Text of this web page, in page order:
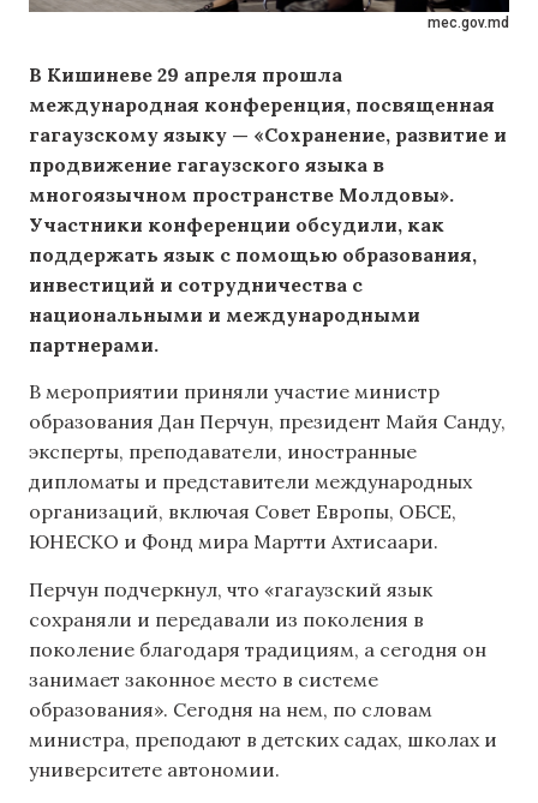
mec.gov.md
В Кишиневе 29 апреля прошла
международная конференция, посвященная
гагаузскому языку — «Сохранение, развитие и
продвижение гагаузского языка в
многоязычном пространстве Молдовы».
Участники конференции обсудили, как
поддержать язык с помощью образования,
инвестиций и сотрудничества с
национальными и международными
партнерами.
В мероприятии приняли участие министр
образования Дан Перчун, президент Майя Санду,
эксперты, преподаватели, иностранные
дипломаты и представители международных
организаций, включая Совет Европы, ОБСЕ,
ЮНЕСКО и Фонд мира Мартти Ахтисаари.
Перчун подчеркнул, что «гагаузский язык
сохраняли и передавали из поколения в
поколение благодаря традициям, а сегодня он
занимает законное место в системе
образования». Сегодня на нем, по словам
министра, преподают в детских садах, школах и
университете автономии.